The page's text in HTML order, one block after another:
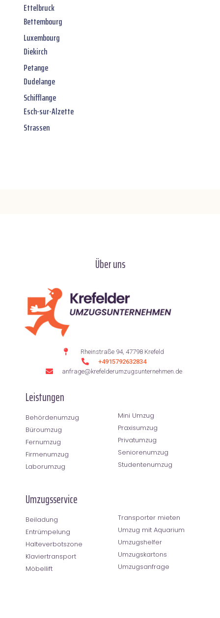
Ettelbruck
Bettembourg
Luxembourg
Diekirch
Petange
Dudelange
Schifflange
Esch-sur-Alzette
Strassen
Über uns
Rheinstraße 94, 47798 Krefeld
+4915792632834
anfrage@krefelderumzugsunternehmen.de
Leistungen
Behördenumzug
Büroumzug
Fernumzug
Firmenumzug
Laborumzug
Mini Umzug
Praxisumzug
Privatumzug
Seniorenumzug
Studentenumzug
Umzugsservice
Beiladung
Entrümpelung
Halteverbotszone
Klaviertransport
Möbellift
Transporter mieten
Umzug mit Aquarium
Umzugshelfer
Umzugskartons
Umzugsanfrage